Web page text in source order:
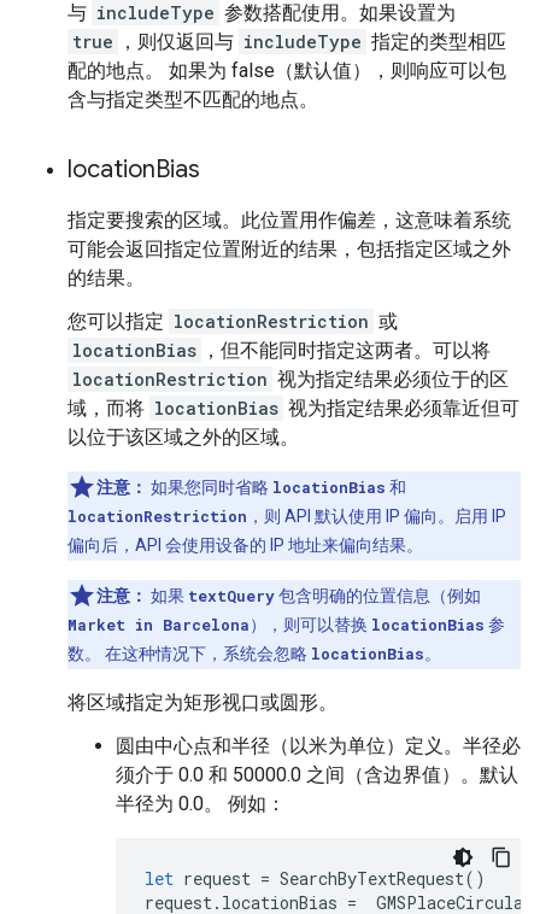
与 includeType 参数搭配使用。如果设置为
true
，则仅返回与 includeType 指定的类型相匹
配的地点。 如果为 false（默认值），则响应可以包
含与指定类型不匹配的地点。
locationBias
指定要搜索的区域。此位置用作偏差，这意味着系统
可能会返回指定位置附近的结果，包括指定区域之外
的结果。
您可以指定 locationRestriction 或
locationBias ，但不能同时指定这两者。可以将
locationRestriction 视为指定结果必须位于的区
域，而将 locationBias 视为指定结果必须靠近但可
以位于该区域之外的区域。
注意： 如果您同时省略 locationBias 和
locationRestriction ，则 API 默认使用 IP 偏向。启用 IP
偏向后，API 会使用设备的 IP 地址来偏向结果。
注意： 如果 textQuery包含明确的位置信息（例如
Market in Barcelona），则可以替换 locationBias 参
数。 在这种情况下，系统会忽略 locationBias。
将区域指定为矩形视口或圆形。
圆由中心点和半径（以米为单位）定义。半径必
须介于 0.0 和 50000.0 之间（含边界值）。默认
半径为 0.0。 例如：
let request = SearchByTextRequest()
request. locationBias =